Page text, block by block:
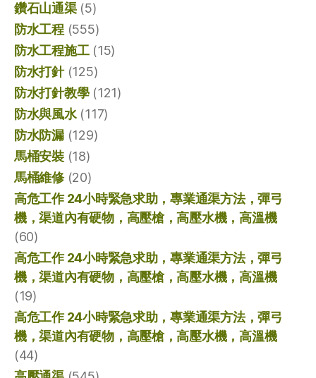
鑽石山通渠(5)
防水工程(555)
防水工程施工(15)
防水打針(125)
防水打針教學(121)
防水與風水(117)
防水防漏(129)
馬桶安裝(18)
馬桶維修(20)
高危工作 24小時緊急求助，專業通渠方法，彈弓
機，渠道內有硬物，高壓槍，高壓水機，高溫機
(60)
高危工作 24小時緊急求助，專業通渠方法，彈弓
機，渠道內有硬物，高壓槍，高壓水機，高溫機
(19)
高危工作 24小時緊急求助，專業通渠方法，彈弓
機，渠道內有硬物，高壓槍，高壓水機，高溫機
(44)